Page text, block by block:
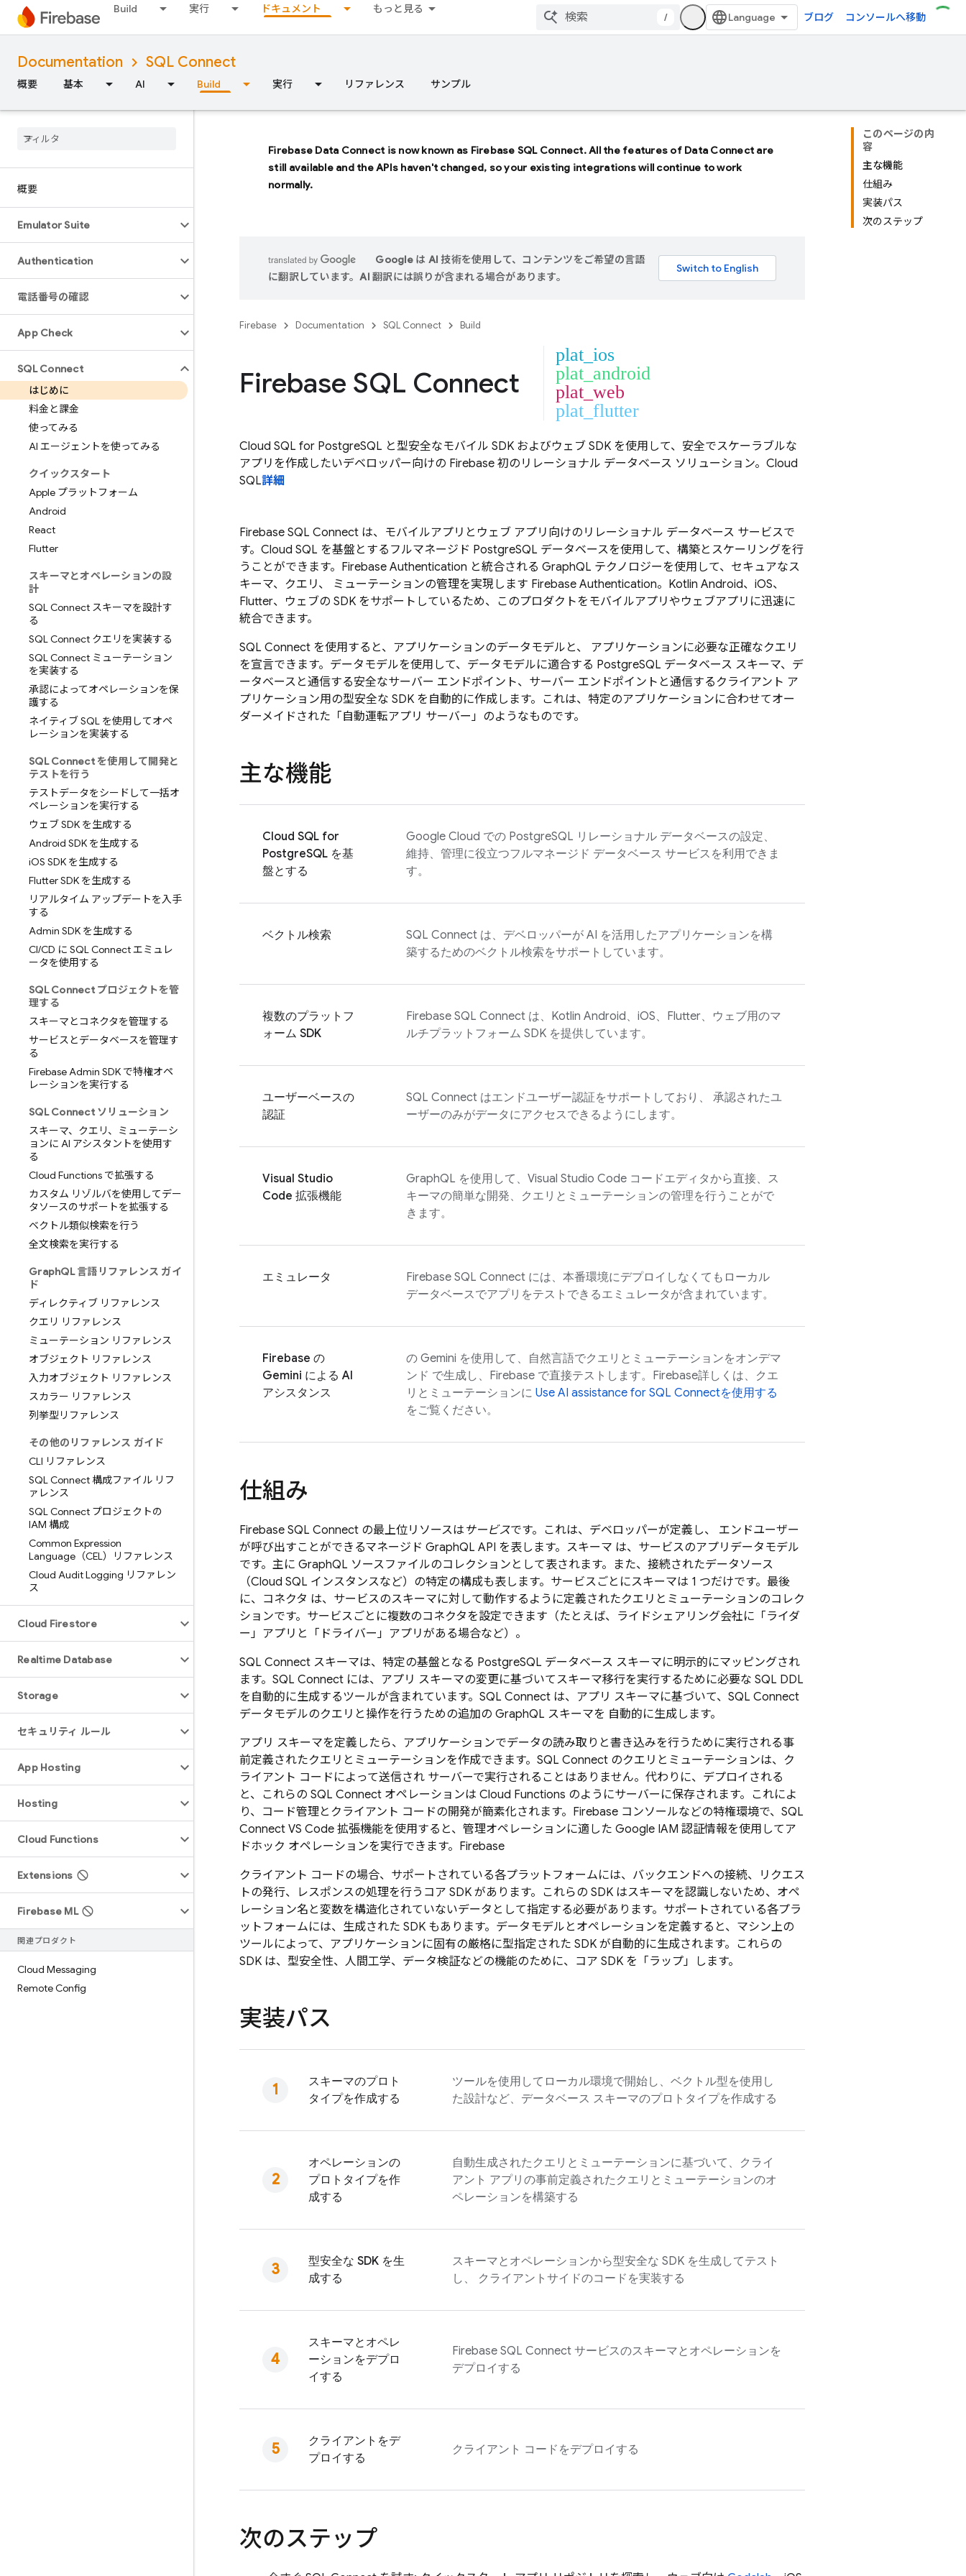
Build 実行 ドキュメント もっと見る
/ ブログ コンソールへ移動
Documentation SQL Connect
概要 基本 AI Build 実行 リファレンス サンプル
概要
Emulator Suite
Authentication
電話番号の確認
App Check
SQL Connect
はじめに
料金と課金
使ってみる
AI エージェントを使ってみる
クイックスタート
Apple プラットフォーム
Android
React
Flutter
スキーマとオペレーションの設
計
SQL Connect スキーマを設計す
る
SQL Connect クエリを実装する
SQL Connect ミューテーション
を実装する
承認によってオペレーションを保
護する
ネイティブ SQL を使用してオペ
レーションを実装する
SQL Connect を使用して開発と
テストを行う
テストデータをシードして一括オ
ペレーションを実行する
ウェブ SDK を生成する
Android SDK を生成する
iOS SDK を生成する
Flutter SDK を生成する
リアルタイム アップデートを入手
する
Admin SDK を生成する
CI/CD に SQL Connect エミュレ
ータを使用する
SQL Connect プロジェクトを管
理する
スキーマとコネクタを管理する
サービスとデータベースを管理す
る
Firebase Admin SDK で特権オペ
レーションを実行する
SQL Connect ソリューション
スキーマ、クエリ、ミューテーシ
ョンに AI アシスタントを使用す
る
Cloud Functions で拡張する
カスタム リゾルバを使用してデー
タソースのサポートを拡張する
ベクトル類似検索を行う
全文検索を実行する
GraphQL 言語リファレンス ガイ
ド
ディレクティブ リファレンス
クエリ リファレンス
ミューテーション リファレンス
オブジェクト リファレンス
入力オブジェクト リファレンス
スカラー リファレンス
列挙型リファレンス
その他のリファレンス ガイド
CLI リファレンス
SQL Connect 構成ファイル リフ
ァレンス
SQL Connect プロジェクトの
IAM 構成
Common Expression
Language（CEL）リファレンス
Cloud Audit Logging リファレン
ス
Cloud Firestore
Realtime Database
Storage
セキュリティ ルール
App Hosting
Hosting
Cloud Functions
Extensions
Firebase ML
関連プロダクト
Cloud Messaging
Remote Config
このページの内
容
主な機能
仕組み
実装パス
次のステップ
Firebase Data Connectis now known as Firebase SQL Connect. All the features of Data Connectare
still available and the APIs haven't changed, so your existing integrations will continue to work
normally.
Google は AI 技術を使用して、コンテンツをご希望の言語
に翻訳しています。AI 翻訳には誤りが含まれる場合があります。
Firebase Documentation SQL Connect Build
Firebase SQL Connect
plat_ios
plat_android
plat_web
plat_flutter
Cloud SQL for PostgreSQL と型安全なモバイル SDK およびウェブ SDK を使用して、安全でスケーラブルな
アプリを作成したいデベロッパー向けの Firebase 初のリレーショナル データベース ソリューション。 Cloud
SQL詳細
Firebase SQL Connect は、モバイルアプリとウェブ アプリ向けのリレーショナル データベース サービスで
す。 Cloud SQL を基盤とするフルマネージド PostgreSQL データベースを使用して、構築とスケーリングを行
うことができます。Firebase Authentication と統合される GraphQL テクノロジーを使用して、セキュアなス
キーマ、クエリ、 ミューテーションの管理を実現します Firebase Authentication。Kotlin Android、iOS、
Flutter、ウェブの SDK をサポートしているため、このプロダクトをモバイルアプリやウェブアプリに迅速に
統合できます。
SQL Connect を使用すると、アプリケーションのデータモデルと、 アプリケーションに必要な正確なクエリ
を宣言できます。データモデルを使用して、データモデルに適合する PostgreSQL データベース スキーマ、デ
ータベースと通信する安全なサーバー エンドポイント、サーバー エンドポイントと通信するクライアント ア
プリケーション用の型安全な SDK を自動的に作成します。これは、特定のアプリケーションに合わせてオー
ダーメイドされた「自動運転アプリ サーバー」のようなものです。
主な機能
Cloud SQL for
PostgreSQL を基
盤とする
Google Cloud での PostgreSQL リレーショナル データベースの設定、
維持、管理に役立つフルマネージド データベース サービスを利用できま
す。
ベクトル検索 SQL Connect は、デベロッパーが AI を活用したアプリケーションを構
築するためのベクトル検索をサポートしています。
複数のプラットフ
ォーム SDK
Firebase SQL Connect は、Kotlin Android、iOS、Flutter、ウェブ用のマ
ルチプラットフォーム SDK を提供しています。
ユーザーベースの
認証
SQL Connect はエンドユーザー認証をサポートしており、 承認されたユ
ーザーのみがデータにアクセスできるようにします。
Visual Studio
Code 拡張機能
GraphQL を使用して、Visual Studio Code コードエディタから直接、ス
キーマの簡単な開発、クエリとミューテーションの管理を行うことがで
きます。
エミュレータ Firebase SQL Connect には、本番環境にデプロイしなくてもローカル
データベースでアプリをテストできるエミュレータが含まれています。
Firebase の
Gemini による AI
アシスタンス
の Gemini を使用して、自然言語でクエリとミューテーションをオンデマ
ンド で生成し、 Firebase で直接テストします。 Firebase詳しくは、クエ
リとミューテーションに Use AI assistance for SQL Connectを使用する
をご覧ください。
仕組み
Firebase SQL Connect の最上位リソースは サービスです。これは、デベロッパーが定義し、 エンドユーザー
が呼び出すことができるマネージド GraphQL API を表します。スキーマ は、サービスのアプリデータモデル
です。主に GraphQL ソースファイルのコレクションとして表されます。また、接続されたデータソース
（Cloud SQL インスタンスなど）の特定の構成も表します。サービスごとにスキーマは 1 つだけです。最後
に、コネクタ は、サービスのスキーマに対して動作するように定義されたクエリとミューテーションのコレク
ションです。サービスごとに複数のコネクタを設定できます（たとえば、ライドシェアリング会社に「ライダ
ー」アプリと「ドライバー」アプリがある場合など）。
SQL Connect スキーマは、特定の基盤となる PostgreSQL データベース スキーマに明示的にマッピングされ
ます。 SQL Connect には、アプリ スキーマの変更に基づいてスキーマ移行を実行するために必要な SQL DDL
を自動的に生成するツールが含まれています。SQL Connect は、アプリ スキーマに基づいて、 SQL Connect
データモデルのクエリと操作を行うための追加の GraphQL スキーマを 自動的に生成します。
アプリ スキーマを定義したら、アプリケーションでデータの読み取りと書き込みを行うために実行される事
前定義されたクエリとミューテーションを作成できます。 SQL Connect のクエリとミューテーションは、ク
ライアント コードによって送信され サーバーで実行されることはありません。代わりに、デプロイされる
と、これらの SQL Connect オペレーションは Cloud Functions のようにサーバーに保存されます。これによ
り、コード管理とクライアント コードの開発が簡素化されます。Firebase コンソールなどの特権環境で、SQL
Connect VS Code 拡張機能を使用すると、管理オペレーションに適した Google IAM 認証情報を使用してア
ドホック オペレーションを実行できます。 Firebase
クライアント コードの場合、サポートされている各プラットフォームには、バックエンドへの接続、リクエス
トの発行、レスポンスの処理を行うコア SDK があります。これらの SDK はスキーマを認識しないため、オペ
レーション名と変数を構造化されていないデータとして指定する必要があります。サポートされている各プラ
ットフォームには、生成された SDK もあります。データモデルとオペレーションを定義すると、マシン上の
ツールによって、アプリケーションに固有の厳格に型指定された SDK が自動的に生成されます。これらの
SDK は、型安全性、人間工学、データ検証などの機能のために、コア SDK を「ラップ」します。
実装パス
スキーマのプロト
タイプを作成する
ツールを使用してローカル環境で開始し、ベクトル型を使用し
た設計など、データベース スキーマのプロトタイプを作成する
オペレーションの
プロトタイプを作
成する
自動生成されたクエリとミューテーションに基づいて、クライ
アント アプリの事前定義されたクエリとミューテーションのオ
ペレーションを構築する
型安全な SDK を生
成する
スキーマとオペレーションから型安全な SDK を生成してテスト
し、 クライアントサイドのコードを実装する
スキーマとオペレ
ーションをデプロ
イする
Firebase SQL Connect サービスのスキーマとオペレーションを
デプロイする
クライアントをデ
プロイする
クライアント コードをデプロイする
次のステップ